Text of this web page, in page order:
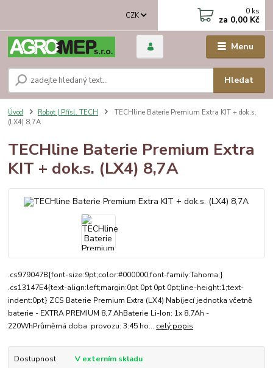
Menu
CZK
Hledat
0 ks
za 0,00 Kč
Úvod Robot | Přísl. TECH
TECHline Baterie Premium Extra KIT + dok.s.
(LX4) 8,7A
TECHline Baterie Premium Extra
KIT + dok.s. (LX4) 8,7A
.cs979047B{font-size:9pt;color:#000000;font-family:Tahoma;}
.cs13147E4{text-align:left;margin:0pt 0pt 0pt 0pt;line-height:1;text-
indent:0pt} ZCS Baterie Premium Extra (LX4) Nabíjecí jednotka včetně
baterie - EXTRA PREMIUM 8,7 AhBaterie Li-Ion: 1x 8,7Ah -
220WhPrůměrná doba provozu: 3:45 ho... celý popis
Dostupnost
V externím skladu